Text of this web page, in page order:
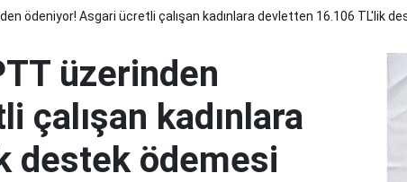
ödeniyor! Asgari ücretli çalışan kadınlara devletten 16.106 TL'lik
üzerinden
çalışan kadınlara
destek ödemesi